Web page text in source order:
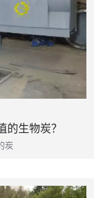
生物炭？
炭